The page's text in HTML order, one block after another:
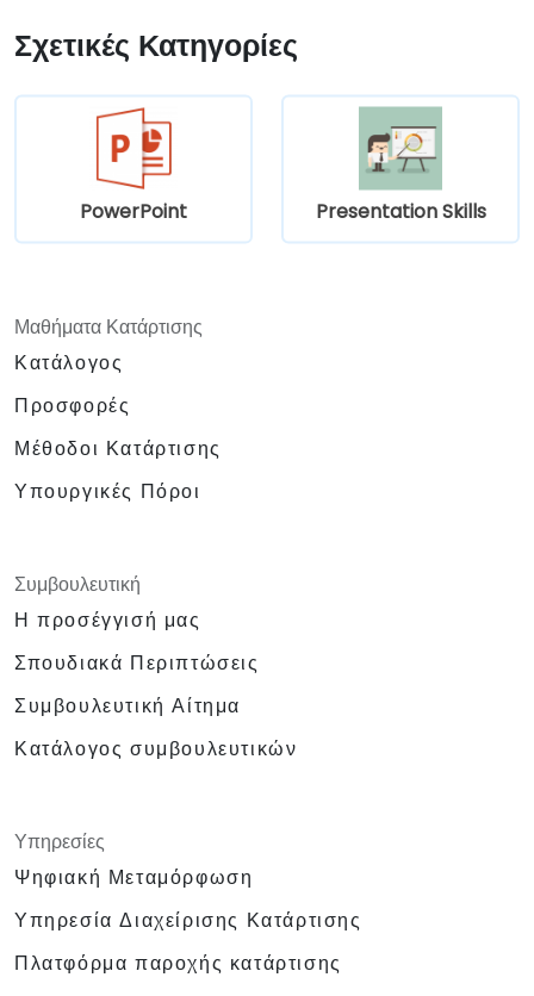
παρουσίαση ιδεών σε ένα ευρύ
φάσμα ακροατηρίου ανεξαρτήτως
αριθμού ατόμων/συμμετεχόντων.
Εφαρμόσουν τις γνώσεις για την
ενίσχυση της αυτοπεποίθησης, της
επιρροής και των ικανοτήτων πειθούς
Εκτιμήσουν τη σημασία των
δεξιοτήτων δημόσιας ομιλίας στην
Συγκεκριμένα Στοιχεία:
Συνολική Ημερήσια Διάρκεια: 7 ώρες + 1
ώρα μεσημεριανό
Διαμόρφωση: Αίθουσα Διδασκαλίας και
Διαμόρφωση Παρουσίασης
Παιχνίδι Ρόλων
Παιχνίδια Ανάπτυξης Προσωπικότητας
και Αυτοπεποίθησης
Επίδειξη και Πραγματική Παρουσίαση
Ιδεών σε Δημόσιο Φόρουμ
Απαιτούμενος Εξοπλισμός και Υλικά
Προβολέας
Σύνεργα γραφής για τους συμμετέχοντες
Ηχοσύστημα/Μικρόφωνο Πέτου
Μεγάλα Τουβλάκια/Lego
Σοκολάτες και άλλα δώρα για
δραστηριότητες
Σχετικές Κατηγορίες
PowerPoint Presentation Skills
Μαθήματα Κατάρτισης
Κατάλογος
Προσφορές
Μέθοδοι Κατάρτισης
Υπουργικές Πόροι
Συμβουλευτική
Η προσέγγισή μας
Σπουδιακά Περιπτώσεις
Συμβουλευτική Αίτημα
Κατάλογος συμβουλευτικών
Υπηρεσίες
Ψηφιακή Μεταμόρφωση
Υπηρεσία Διαχείρισης Κατάρτισης
Πλατφόρμα παροχής κατάρτισης